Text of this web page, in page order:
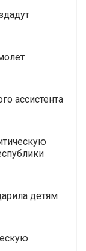
ассистента
детям